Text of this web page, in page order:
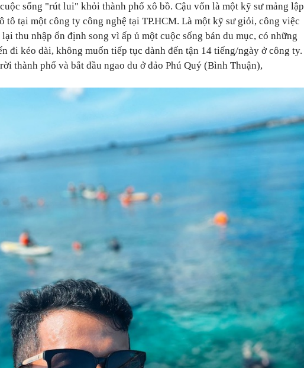
sống "rút lui" khỏi thành phố xô bồ. Cậu vốn là một kỹ sư mảng lập
tô tại một công ty công nghệ tại TP.HCM. Là một kỹ sư giỏi, công việc
lại thu nhập ổn định song vì ấp ủ một cuộc sống bán du mục, có những
đi kéo dài, không muốn tiếp tục dành đến tận 14 tiếng/ngày ở công ty.
thành phố và bắt đầu ngao du ởđảo Phú Quý (Bình Thuận),